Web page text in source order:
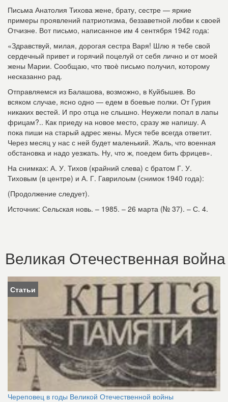
Письма Анатолия Тихова жене, брату, сестре — яркие
примеры проявлений патриотизма, беззаветной любви к своей
Отчизне. Вот письмо, написанное им 4 сентября 1942 года:
«Здравствуй, милая, дорогая сестра Варя! Шлю я тебе свой
сердечный привет и горячий поцелуй от себя лично и от моей
жены Марии. Сообщаю, что твоѐ письмо получил, которому
несказанно рад.
Отправляемся из Балашова, возможно, в Куйбышев. Во
всяком случае, ясно одно — едем в боевые полки. От Гурия
никаких вестей. И про отца не слышно. Неужели попал в лапы
фрицам?.. Как приеду на новое место, сразу же напишу. А
пока пиши на старый адрес жены. Муся тебе всегда ответит.
Через месяц у нас с ней будет маленький. Жаль, что военная
обстановка и надо уезжать. Ну, что ж, поедем бить фрицев».
На снимках: А. У. Тихов (крайний слева) с братом Г. У.
Тиховым (в центре) и А. Г. Гаврилоым (снимок 1940 года):
(Продолжение следует).
Источник: Сельская новь. – 1985. – 26 марта (№ 37). – С. 4.
Великая Отечественная война
Статьи
Череповец в годы Великой Отечественной войны